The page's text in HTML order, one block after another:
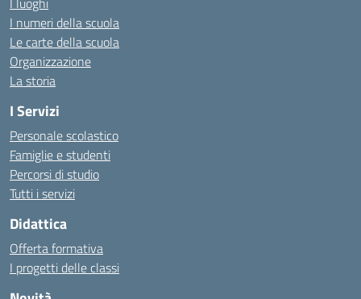
I numeri della scuola
Le carte della scuola
Organizzazione
La storia
I Servizi
Personale scolastico
Famiglie e studenti
Percorsi di studio
Tutti i servizi
Didattica
Offerta formativa
I progetti delle classi